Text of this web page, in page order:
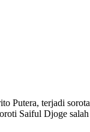
terjadi
Saiful Djoge